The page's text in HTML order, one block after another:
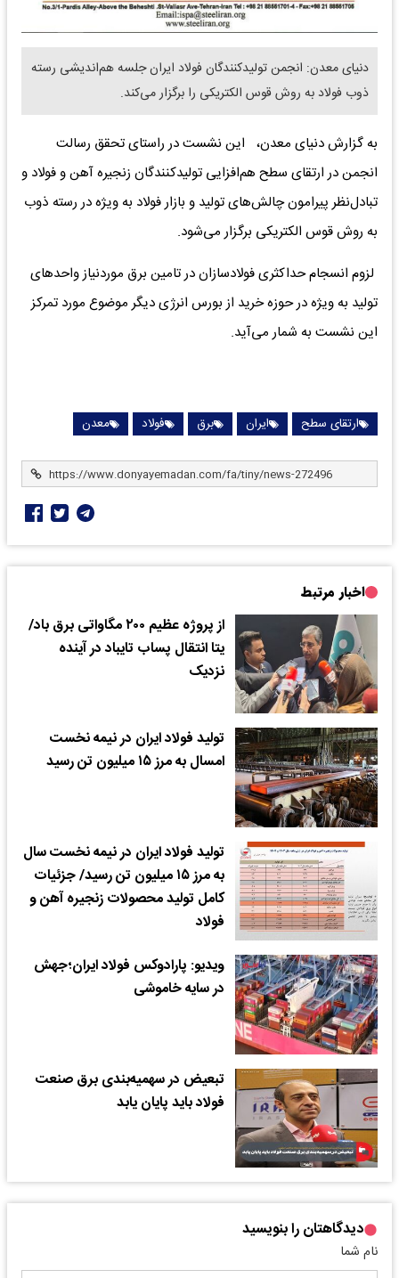
دنیای معدن: انجمن تولیدکنندگان فولاد ایران جلسه هم‌اندیشی رسته
ذوب فولاد به روش قوس الکتریکی را برگزار می‌کند.
به گزارش دنیای معدن، این نشست در راستای تحقق رسالت
انجمن در ارتقای سطح هم‌افزایی تولیدکنندگان زنجیره آهن و فولاد و
تبادل‌نظر پیرامون چالش‌های تولید و بازار فولاد به ویژه در رسته ذوب
به روش قوس الکتریکی برگزار می‌شود.
لزوم انسجام حداکثری فولادسازان در تامین برق موردنیاز واحدهای
تولید به ویژه در حوزه خرید از بورس انرژی دیگر موضوع مورد تمرکز
این نشست به شمار می‌آید.
ارتقای سطح ایران برق فولاد معدن
اخبار مرتبط
از پروژه عظیم ۲۰۰ مگاواتی برق باد/
یتا انتقال پساب تایباد در آینده
نزدیک
تولید فولاد ایران در نیمه نخست
امسال به مرز ۱۵ میلیون تن رسید
تولید فولاد ایران در نیمه نخست سال
به مرز ۱۵ میلیون تن رسید/ جزئیات
کامل تولید محصولات زنجیره آهن و
فولاد
ویدیو: پارادوکس فولاد ایران؛جهش
در سایه خاموشی
تبعیض در سهمیه‌بندی برق صنعت
فولاد باید پایان یابد
دیدگاهتان را بنویسید
نام شما